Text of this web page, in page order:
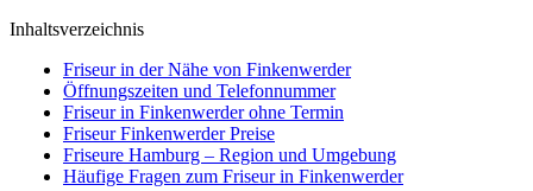
Inhaltsverzeichnis
Friseur in der Nähe von Finkenwerder
Öffnungszeiten und Telefonnummer
Friseur in Finkenwerder ohne Termin
Friseur Finkenwerder Preise
Friseure Hamburg – Region und Umgebung
Häufige Fragen zum Friseur in Finkenwerder